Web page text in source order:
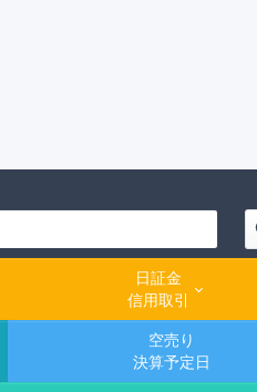
日証金
信用取引
空売り
決算予定日